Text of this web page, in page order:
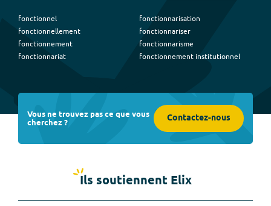
fonctionnel
fonctionnellement
fonctionnement
fonctionnariat
fonctionnarisation
fonctionnariser
fonctionnarisme
fonctionnement institutionnel
Vous ne trouvez pas ce que vous
cherchez ? Contactez-nous
Ils soutiennent Elix